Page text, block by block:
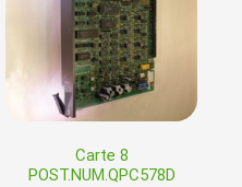
Carte 8
POST.NUM.QPC578D